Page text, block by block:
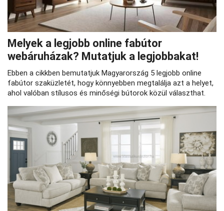
Melyek a legjobb online fabútor
webáruházak? Mutatjuk a legjobbakat!
Ebben a cikkben bemutatjuk Magyarország 5 legjobb online
fabútor szaküzletét, hogy könnyebben megtalálja azt a helyet,
ahol valóban stílusos és minőségi bútorok közül választhat.